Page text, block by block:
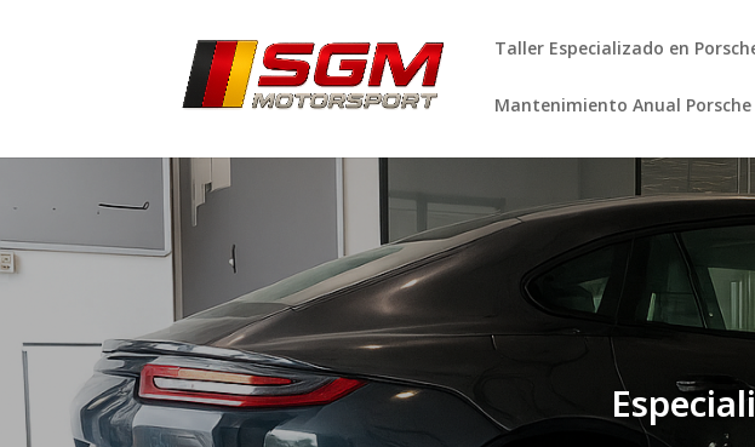
Taller Especializado en
Mantenimiento Anual
[/et_pb_slide]